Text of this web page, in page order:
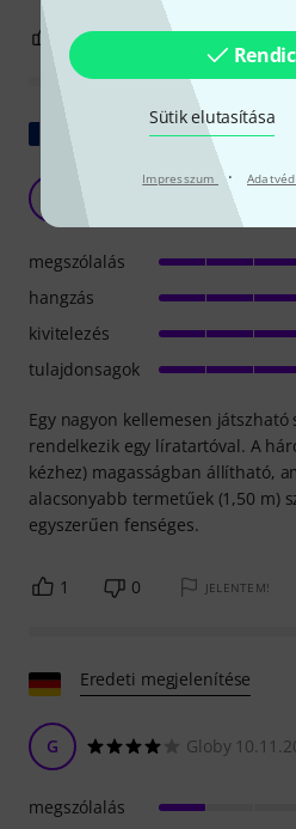
Sütik elutasítása
Impresszum ·
0 JELENTEM!
Eredeti megjelenítése
Egy gyönyörű hangszer
MD49
Egy nagyon kellemesen
rendelkezik egy líratartóval. A
kézhez) magasságban állítható,
alacsonyabb termetűek (1,50 m)
egyszerűen fenséges.
megszólalás
hangzás
kivitelezés
tulajdonsagok
1 0 JELENTEM!
Eredeti megjelenítése
G Globy
megszólalás